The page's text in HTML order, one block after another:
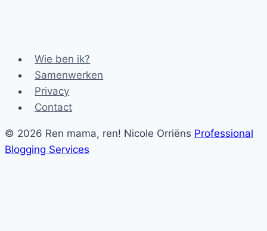
Wie ben ik?
Samenwerken
Privacy
Contact
© 2026 Ren mama, ren! Nicole Orriëns Professional
Blogging Services